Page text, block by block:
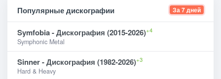
Популярные дискографии За 7 дней
Symfobia - Дискография (2015-2026)+4
Symphonic Metal
Sinner - Дискография (1982-2026)+3
Hard & Heavy